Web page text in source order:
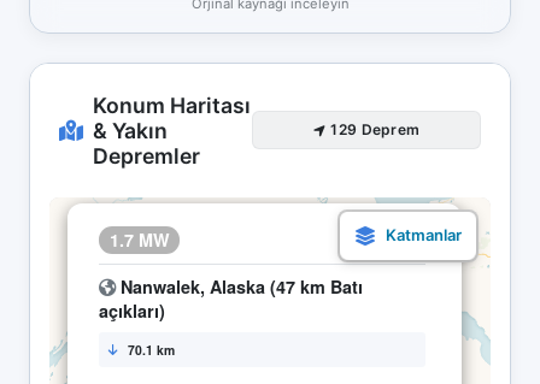
Konum Haritası
& Yakın
Depremler
129 Deprem
1.7 MW 28.04 12:19
Nanwalek, Alaska (47 km Batı
açıkları)
70.1 km
×